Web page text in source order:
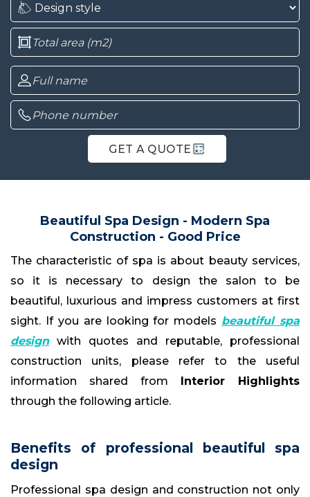
GET A QUOTE
Beautiful Spa Design - Modern Spa
Construction - Good Price
The characteristic of spa is about beauty services,
so it is necessary to design the salon to be
beautiful, luxurious and impress customers at first
sight. If you are looking for models beautiful spa
designwith quotes and reputable, professional
construction units, please refer to the useful
information shared from
Interior Highlights
through the following article.
Benefits of professional beautiful spa
design
Professional spa design and construction not only